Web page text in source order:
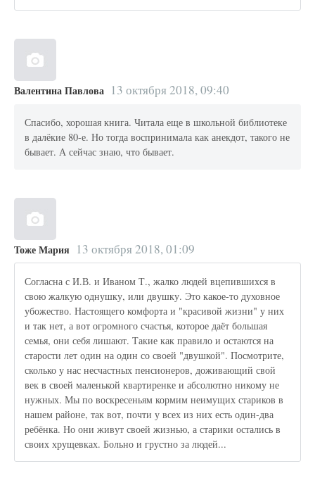
Валентина Павлова 13 октября 2018, 09:40
Спасибо, хорошая книга. Читала еще в школьной библиотеке
в далёкие 80-е. Но тогда воспринимала как анекдот, такого не
бывает. А сейчас знаю, что бывает.
Тоже Мария 13 октября 2018, 01:09
Согласна с И.В. и Иваном Т., жалко людей вцепившихся в
свою жалкую однушку, или двушку. Это какое-то духовное
убожество. Настоящего комфорта и "красивой жизни" у них
и так нет, а вот огромного счастья, которое даёт большая
семья, они себя лишают. Такие как правило и остаются на
старости лет один на один со своей "двушкой". Посмотрите,
сколько у нас несчастных пенсионеров, доживающий свой
век в своей маленькой квартиренке и абсолютно никому не
нужных. Мы по воскресеньям кормим неимущих стариков в
нашем районе, так вот, почти у всех из них есть один-два
ребёнка. Но они живут своей жизнью, а старики остались в
своих хрущевках. Больно и грустно за людей...